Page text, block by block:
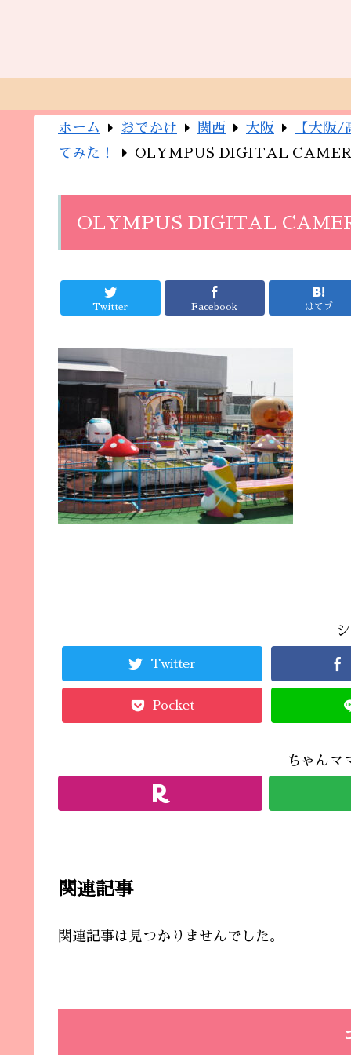
ホーム おでかけ 関西 大阪
【大阪/
てみた！
OLYMPUS DIGITAL
OLYMPUS DIGITAL
Twitter Facebook はてブ
Twitter
Pocket
ちゃんマ
関連記事
関連記事は見つかりませんでした。